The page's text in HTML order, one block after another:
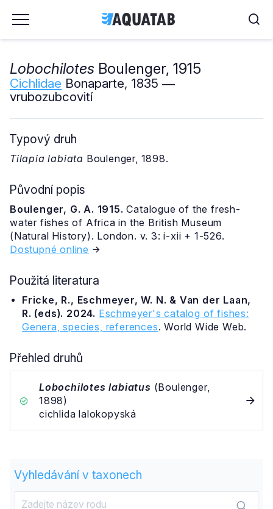
Lobochilotes Boulenger, 1915
Cichlidae Bonaparte, 1835 ―
vrubozubcovití
Typový druh
Tilapia labiata Boulenger, 1898.
Původní popis
Boulenger, G. A. 1915. Catalogue of the fresh-
water fishes of Africa in the British Museum
(Natural History). London. v. 3: i-xii + 1-526.
Dostupné online
Použitá literatura
Fricke, R., Eschmeyer, W. N. & Van der Laan,
R. (eds). 2024. Eschmeyer's catalog of fishes:
Genera, species, references. World Wide Web.
Přehled druhů
Lobochilotes labiatus (Boulenger,
1898)
cichlida lalokopyská
Vyhledávání v taxonech